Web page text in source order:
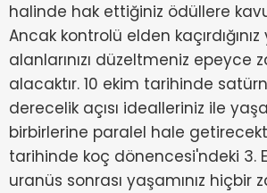
halinde hak ettiğiniz ödüllere
Ancak kontrolü elden
alanlarınızı düzeltmeniz epeyce
alacaktır. 10 ekim tarihinde
derecelik açısı idealleriniz ile
birbirlerine paralel hale
tarihinde koç dönencesi'ndeki 3.
uranüs sonrası yaşamınız hiçbir